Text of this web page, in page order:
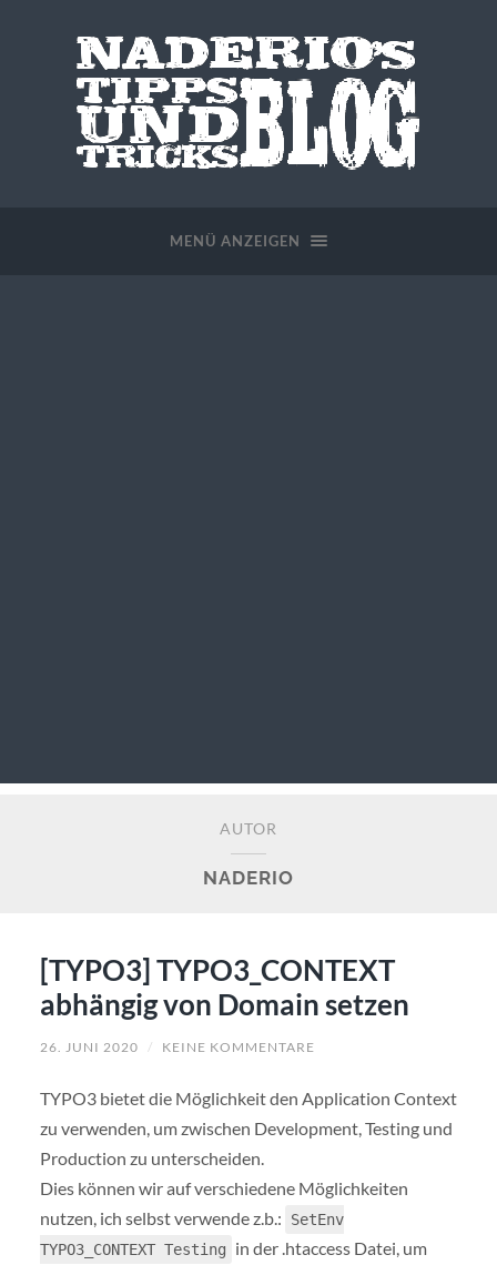
MENÜ ANZEIGEN
AUTOR
NADERIO
[TYPO3] TYPO3_CONTEXT
abhängig von Domain setzen
26. JUNI 2020 / KEINE KOMMENTARE
TYPO3 bietet die Möglichkeit den Application Context
zu verwenden, um zwischen Development, Testing und
Production zu unterscheiden.
Dies können wir auf verschiedene Möglichkeiten
nutzen, ich selbst verwende z.b.:
SetEnv
TYPO3_CONTEXT Testing
in der .htaccess Datei, um